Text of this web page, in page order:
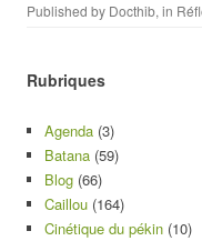
Published by Docthib, in
Rubriques
Agenda (3)
Batana (59)
Blog (66)
Caillou (164)
Cinétique du pékin (10)